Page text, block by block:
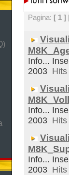
Pagina: [ 1 ]
Info...
2003
Info...
2003
Info...
2003